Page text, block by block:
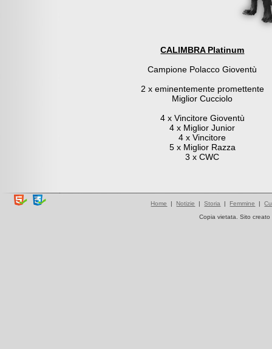
CALIMBRA Platinum
Campione Polacco Gioventù
2 x eminentemente promettente
Miglior Cucciolo
4 x Vincitore Gioventù
4 x Miglior Junior
4 x Vincitore
5 x Miglior Razza
3 x CWC
Home | Notizie |Storia | Femmine |
Copia vietata. Sito